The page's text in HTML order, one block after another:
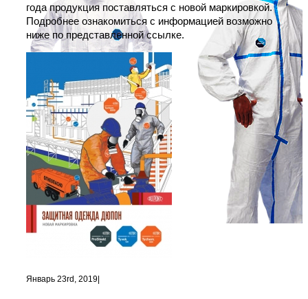
года продукция поставляться с новой маркировкой.
Подробнее ознакомиться с информацией возможно
ниже по представленной ссылке.
Январь 23rd, 2019|